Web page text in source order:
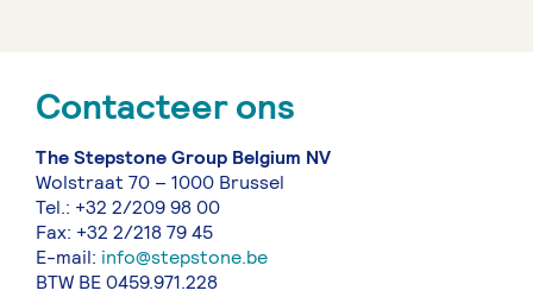
Contacteer ons
The Stepstone Group Belgium NV
Wolstraat 70 – 1000 Brussel
Tel.: +32 2/209 98 00
Fax: +32 2/218 79 45
E-mail: info@stepstone.be
BTW BE 0459.971.228